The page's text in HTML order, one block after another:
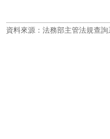
資料來源：法務部主管法規查詢